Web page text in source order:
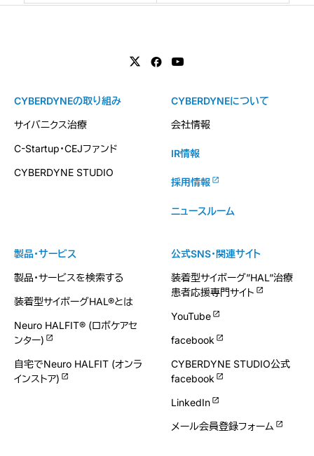
製品・サービス
製品・サービスを検索する
装着型サイボーグHAL®とは
Neuro HALFIT® (ロボケアセ
ンター)
自宅でNeuro HALFIT (オンラ
インストア)
CYBERDYNEの取り組み
サイバニクス治療
C-Startup・CEJファンド
CYBERDYNE STUDIO
CYBERDYNEについて
会社情報
IR情報
採用情報
ニュースルーム
公式SNS・関連サイト
装着型サイボーグ”HAL”治療
患者応援専門サイト
YouTube
facebook
CYBERDYNE STUDIO公式
facebook
LinkedIn
メール会員登録フォーム